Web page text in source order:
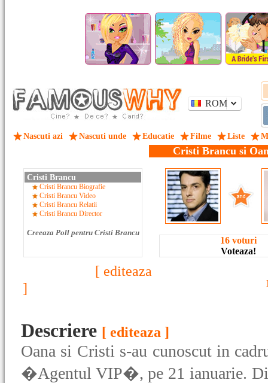
ROM
Nascuti azi Nascuti unde Educatie Filme Liste
Cristi Brancu si
Cristi Brancu
Cristi Brancu Biografie
Cristi Brancu Video
Cristi Brancu Relatii
Cristi Brancu Director
Creeaza Poll pentru Cristi Brancu
16 voturi
Voteaza!
[ editeaza
]
]
Descriere [ editeaza ]
Oana si Cristi s-au cunoscut in
�Agentul VIP�, pe 21 ianuarie.